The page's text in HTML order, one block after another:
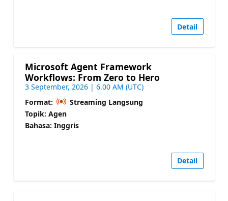
Detail
Microsoft Agent Framework
Workflows: From Zero to Hero
3 September, 2026 | 6.00 AM (UTC)
Format:
Streaming Langsung
Topik: Agen
Bahasa: Inggris
Detail